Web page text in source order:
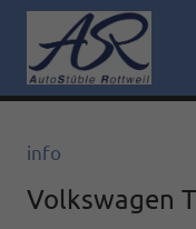
info
Volkswagen